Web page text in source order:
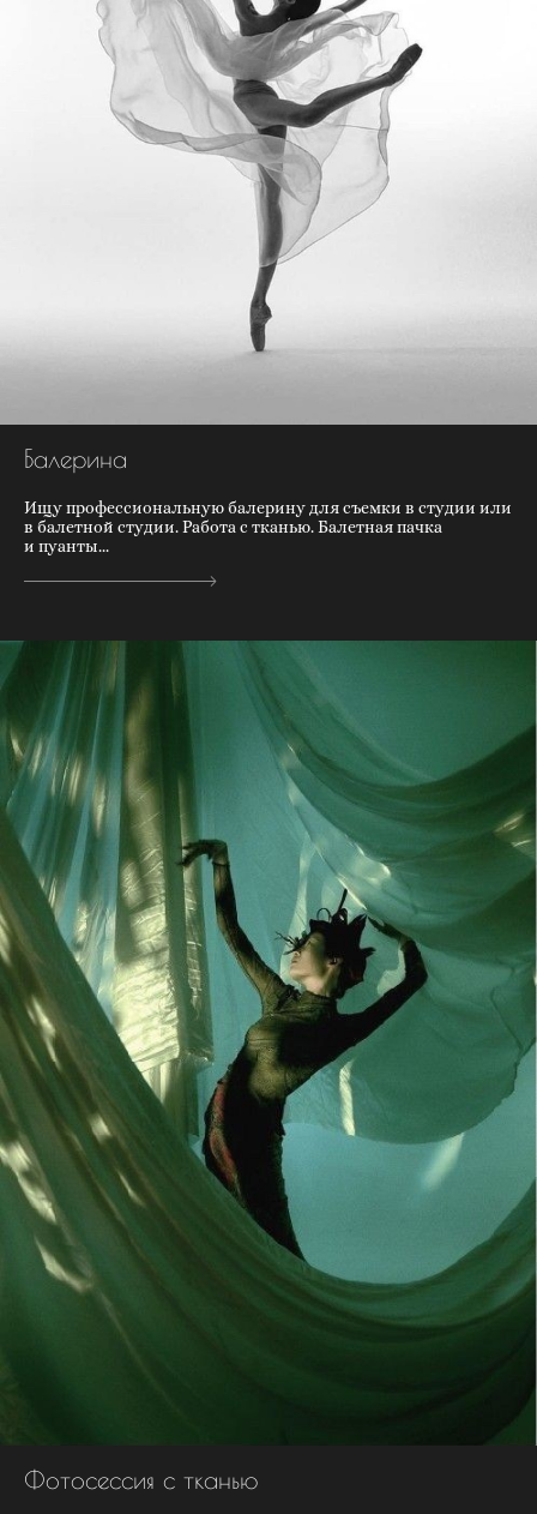
Балерина
Ищу профессиональную балерину для съемки в студии или
в балетной студии. Работа с тканью. Балетная пачка
и пуанты...
Фотосессия с тканью